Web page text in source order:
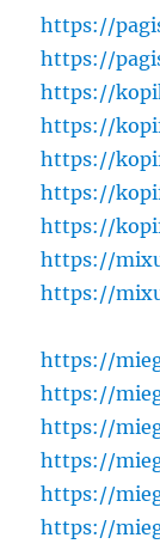
https://
https://
https://
https://
https://
https://
https://
https://
https://
https://
https://
https://
https://
https://
https://